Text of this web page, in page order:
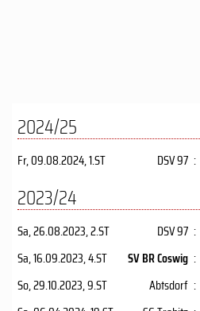
2024/25
Fr, 09.08.2024, 1.ST DSV 97 :
2023/24
Sa, 26.08.2023, 2.ST DSV 97 :
Sa, 16.09.2023, 4.ST SV BR Coswig :
So, 29.10.2023, 9.ST Abtsdorf :